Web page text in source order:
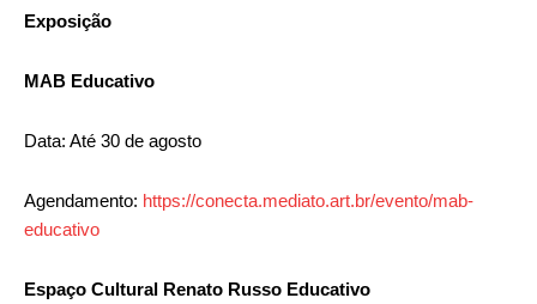
Exposição
MAB Educativo
Data: Até 30 de agosto
Agendamento: https://conecta.mediato.art.br/evento/mab-
educativo
Espaço Cultural Renato Russo Educativo